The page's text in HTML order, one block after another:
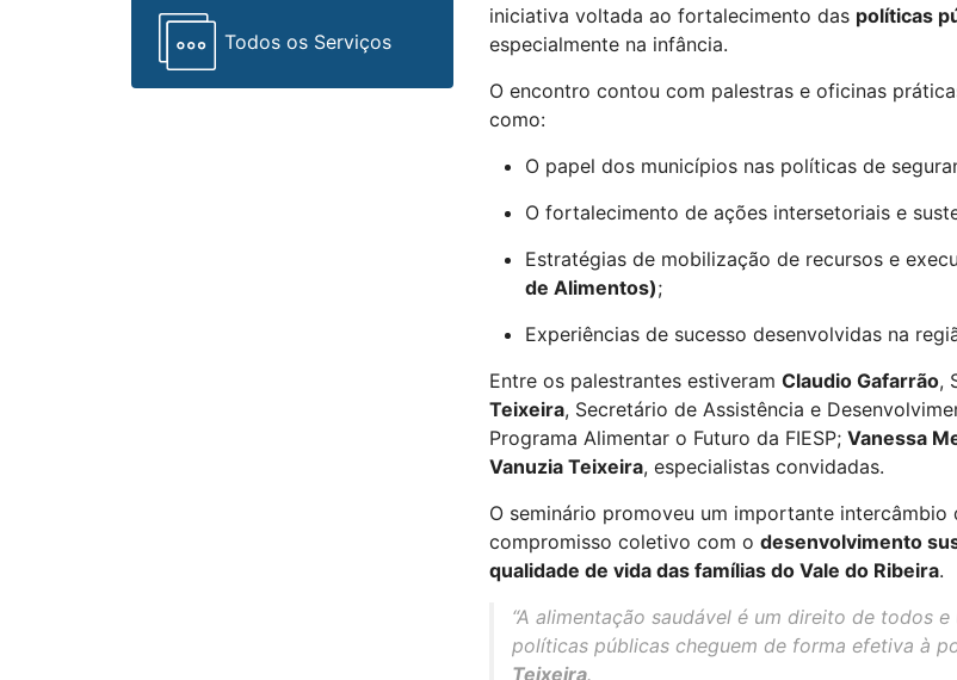
Todos os Serviços
iniciativa voltada ao fortalecimento das políticas
especialmente na infância.
O encontro contou com palestras e oficinas
como:
O papel dos municípios nas políticas de
O fortalecimento de ações intersetoriais e
Estratégias de mobilização de recursos e
de Alimentos);
Experiências de sucesso desenvolvidas na
Entre os palestrantes estiveram Claudio Gafarrão,
Teixeira, Secretário de Assistência e
Programa Alimentar o Futuro da FIESP; Vanessa
Vanuzia Teixeira, especialistas convidadas.
O seminário promoveu um importante
compromisso coletivo com o desenvolvimento
qualidade de vida das famílias do Vale do Ribeira.
“A alimentação saudável é um direito de todos
políticas públicas cheguem de forma efetiva à
Teixeira.